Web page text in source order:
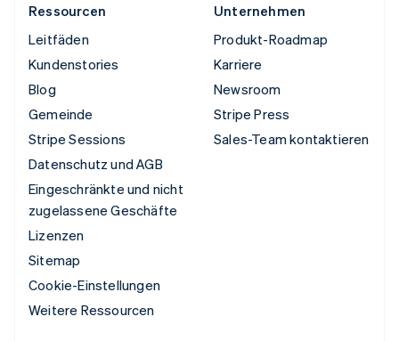
Ressourcen
Leitfäden
Kundenstories
Blog
Gemeinde
Stripe Sessions
Datenschutz und AGB
Eingeschränkte und nicht
zugelassene Geschäfte
Lizenzen
Sitemap
Cookie-Einstellungen
Weitere Ressourcen
Unternehmen
Produkt-Roadmap
Karriere
Newsroom
Stripe Press
Sales-Team kontaktieren